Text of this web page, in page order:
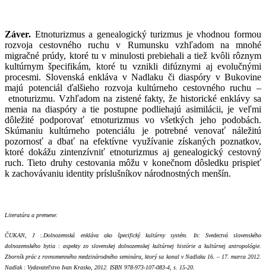
Záver. Etnoturizmus a genealogický turizmus je vhodnou formou
rozvoja cestovného ruchu v Rumunsku vzhľadom na mnohé
migračné prúdy, ktoré tu v minulosti prebiehali a tiež kvôli rôznym
kultúrnym špecifikám, ktoré tu vznikli difúznymi aj evolučnými
procesmi. Slovenská enkláva v Nadlaku či diaspóry v Bukovine
majú potenciál ďalšieho rozvoja kultúrneho cestovného ruchu –
etnoturizmu. Vzhľadom na zistené fakty, že historické enklávy sa
menia na diaspóry a tie postupne podliehajú asimilácii, je veľmi
dôležité podporovať etnoturizmus vo všetkých jeho podobách.
Skúmaniu kultúrneho potenciálu je potrebné venovať náležitú
pozornosť a dbať na efektívne využívanie získaných poznatkov,
ktoré dokážu zintenzívniť etnoturizmus aj genealogický cestovný
ruch. Tieto druhy cestovania môžu v konečnom dôsledku prispieť
k zachovávaniu identity príslušníkov národnostných menšín.
Literatúra a premene:
ČUKAN, J.: Dolnozemská enkláva ako špecifický kultúrny systém. In: Svedectvá slovenského
dolnozemského bytia : aspekty zo slovenskej dolnozemskej kultúrnej histórie a kultúrnej antropológie.
Zborník prác z rovnomenného medzinárodného seminára, ktorý sa konal v Nadlaku 16. – 17. marca 2012.
Nadlak : Vydavateľstvo Ivan Krasko, 2012. ISBN 978-973-107-083-4, s. 15-20.